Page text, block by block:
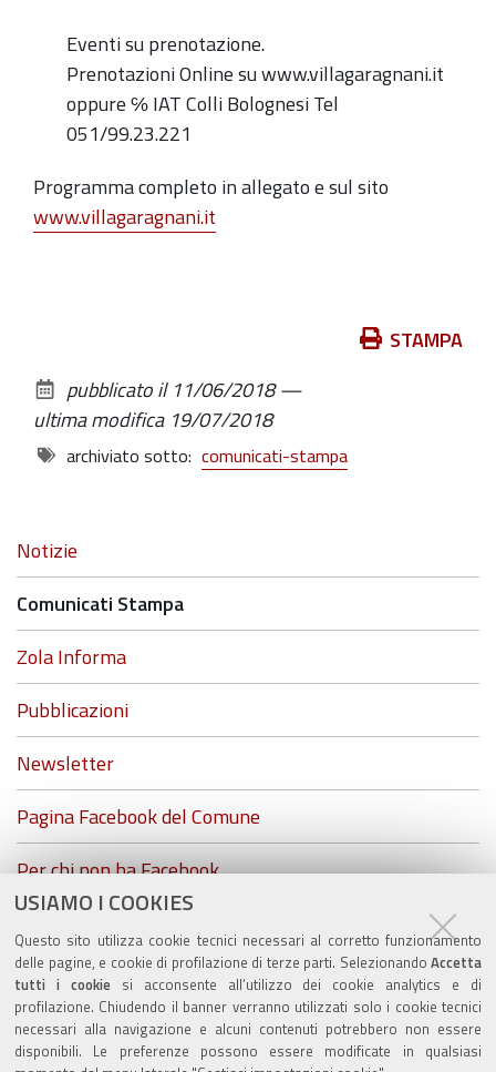
USIAMO I COOKIES
Questo sito utilizza cookie tecnici necessari al corretto funzionamento
delle pagine, e cookie di profilazione di terze parti. Selezionando Accetta
tutti i cookiesi acconsente all’utilizzo dei cookie analytics e di
profilazione. Chiudendo il banner verranno utilizzati solo i cookie tecnici
necessari alla navigazione e alcuni contenuti potrebbero non essere
disponibili. Le preferenze possono essere modificate in qualsiasi
Eventi su prenotazione.
Prenotazioni Online su www.villagaragnani.it
oppure ℅ IAT Colli Bolognesi Tel
051/99.23.221
Programma completo in allegato e sul sito
www.villagaragnani.it
documento
STAMPA
pubblicato il 11/06/2018—
ultima modifica 19/07/2018
archiviato sotto: comunicati-stampa
Navigazione
Notizie
Comunicati Stampa
Zola Informa
Pubblicazioni
Newsletter
Pagina Facebook del Comune
Per chi non ha Facebook...
ZolaGram - il canale Telegram del Comune di Zola
Predosa